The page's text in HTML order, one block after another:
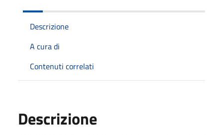
Descrizione
A cura di
Contenuti correlati
Descrizione